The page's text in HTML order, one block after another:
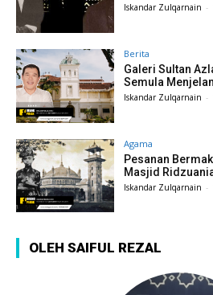
Iskandar Zulqarnain -
Berita
Galeri Sultan
Semula
Iskandar Zulqarnain -
Agama
Pesanan
Masjid
Iskandar Zulqarnain -
OLEH SAIFUL REZAL